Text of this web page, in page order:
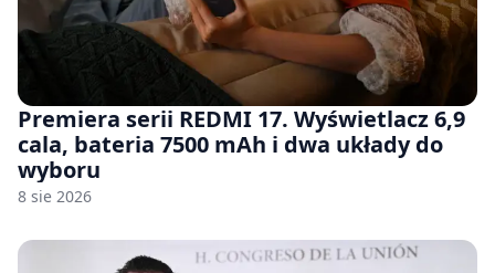
Premiera serii REDMI 17. Wyświetlacz 6,9
cala, bateria 7500 mAh i dwa układy do
wyboru
8 sie 2026